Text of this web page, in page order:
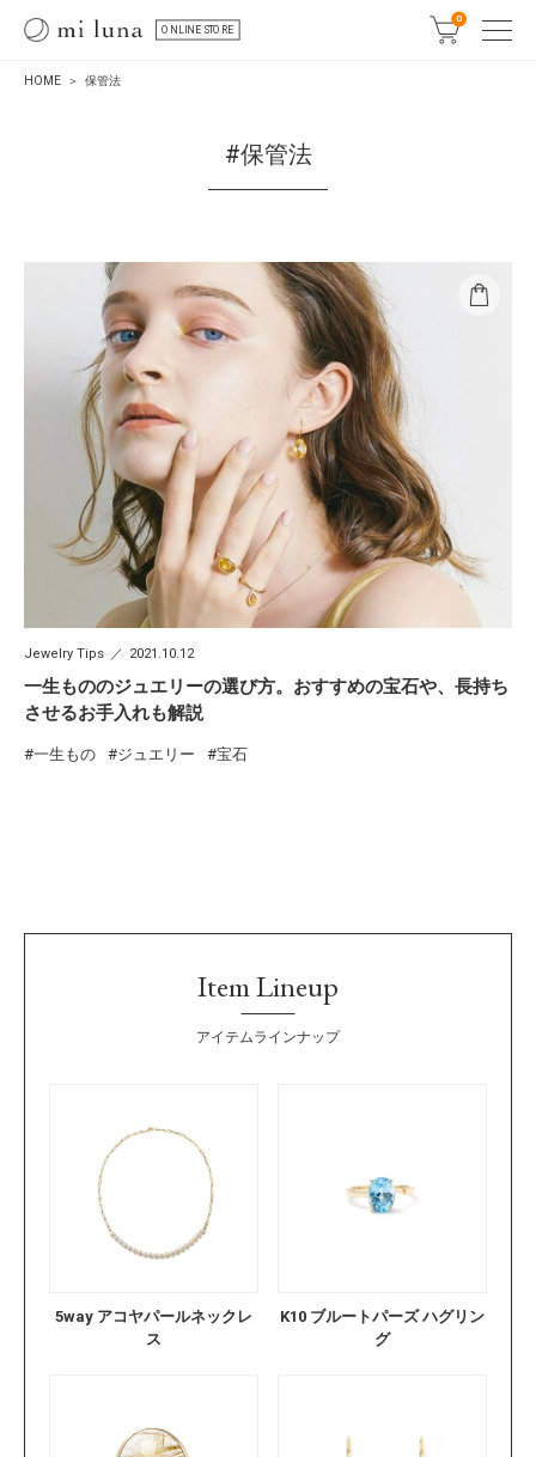
ONLINE STORE
0
HOME 保管法
#保管法
Jewelry Tips 2021.10.12
一生もののジュエリーの選び方。おすすめの宝石や、長持ち
させるお手入れも解説
一生もの ジュエリー 宝石
Item Lineup
アイテムラインナップ
5way アコヤパールネックレ
ス
K10 ブルートパーズ ハグリン
グ